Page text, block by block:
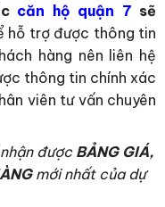
căn hộ quận 7 sẽ
hỗ trợ được thông tin
hàng nên liên hệ
thông tin chính xác
viên tư vấn chuyên
đượcBẢNG GIÁ,
mới nhất của dự